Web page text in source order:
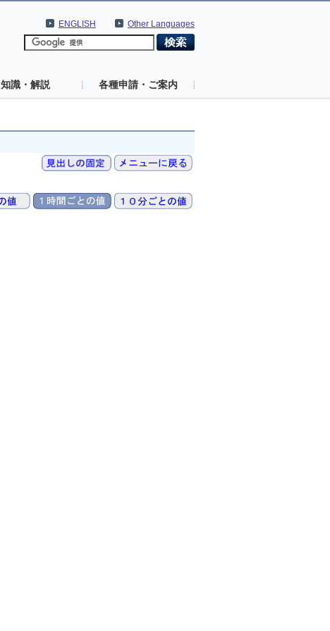
Other Languages
ENGLISH
知識・解説 各種申請・ご案内